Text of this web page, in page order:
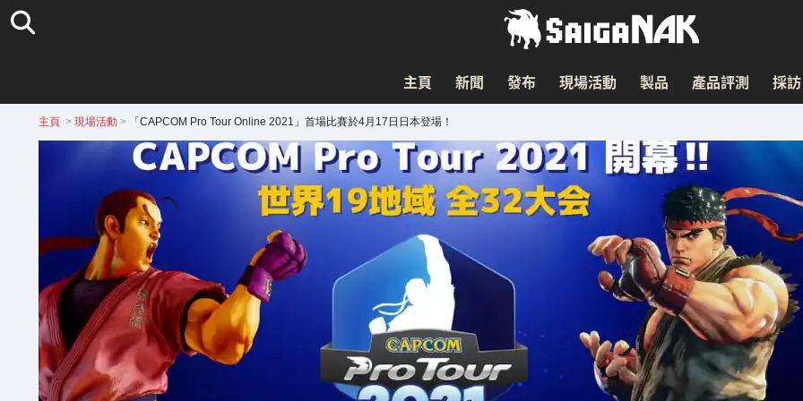
主頁 新聞 發布 現場活動 製品 產品評測 採訪
主頁 > 現場活動> 「CAPCOM Pro Tour Online 2021」首場比賽於4月17日日本登場！